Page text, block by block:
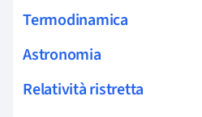
Termodinamica
Astronomia
Relatività ristretta